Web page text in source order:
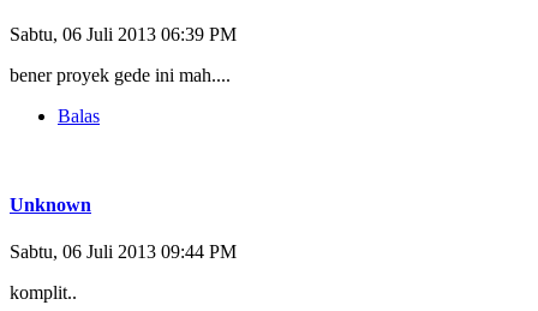
Sabtu, 06 Juli 2013 06:39 PM
bener proyek gede ini mah....
Balas
Unknown
Sabtu, 06 Juli 2013 09:44 PM
komplit..